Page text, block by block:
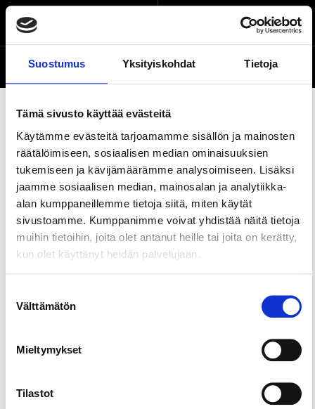
Suostumus Yksityiskohdat Tietoja
Tämä sivusto käyttää evästeitä
Käytämme evästeitä tarjoamamme sisällön ja mainosten
räätälöimiseen, sosiaalisen median ominaisuuksien
tukemiseen ja kävijämäärämme analysoimiseen. Lisäksi
jaamme sosiaalisen median, mainosalan ja analytiikka-
alan kumppaneillemme tietoja siitä, miten käytät
sivustoamme. Kumppanimme voivat yhdistää näitä tietoja
muihin tietoihin, joita olet antanut heille tai joita on kerätty,
kun olet käyttänyt heidän palvelujaan.
valinta
Välttämätön
Mieltymykset
Tilastot
Verkkosivusto
Jaa sivu
Yhteiskoulun ja lukion vieressä on kesällä 2020
valmistunut monitoimiareena sekä ulkoliikunta-
alue. Monitoimiareenalla voit pelailla monenlaisia
pallopelejä. Alueet ovat koulun välituntialuetta
arkipäivisin klo 16.00 asti, minkä jälkeen ne ovat